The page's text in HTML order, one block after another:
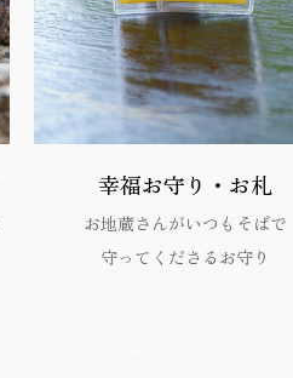
幸福お守り・お札
お地蔵さんがいつもそばで
守ってくださるお守り